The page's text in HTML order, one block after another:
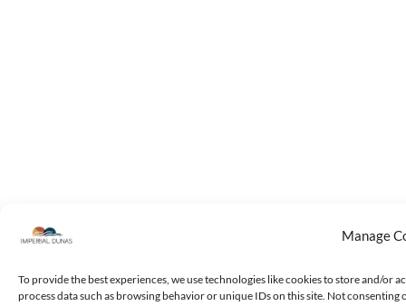
Manage
To provide the best experiences, we use technologies like cookies to store and/or
process data such as browsing behavior or unique IDs on this site. Not